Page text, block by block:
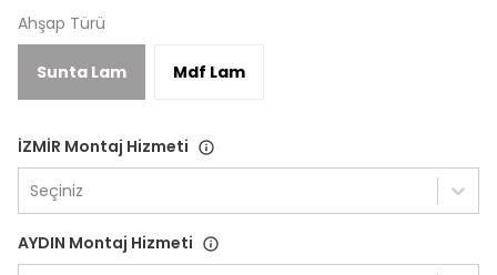
Ahşap Türü
Sunta Lam Mdf Lam
İZMİR Montaj Hizmeti
Seçiniz
AYDIN Montaj Hizmeti